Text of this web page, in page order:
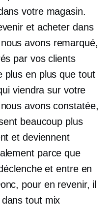
votre magasin.
et acheter dans
avons remarqué,
par vos clients
plus en plus que tout
viendra sur votre
avons constatée,
beaucoup plus
et deviennent
parce que
et entre en
pour en revenir, il
tout mix